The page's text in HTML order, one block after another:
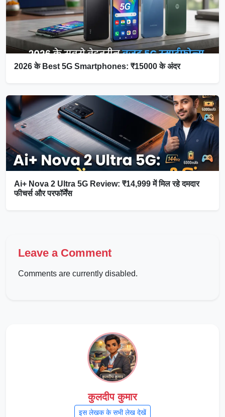
2026 के Best 5G Smartphones: ₹15000 के अंदर
Ai+ Nova 2 Ultra 5G Review: ₹14,999 में मिल रहे दमदार
फीचर्स और परफॉर्मेंस
Leave a Comment
Comments are currently disabled.
कुलदीप कुमार
इस लेखक के सभी लेख देखें